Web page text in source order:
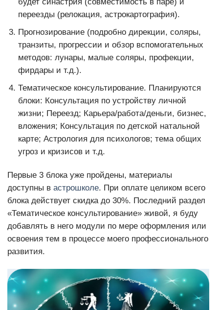
переезды (релокация, астрокартография).
Прогнозирование (подробно дирекции, соляры,
транзиты, прогрессии и обзор вспомогательных
методов: лунары, малые соляры, профекции,
фирдары и т.д.).
Тематическое консультирование. Планируются
блоки: Консультация по устройству личной
жизни; Переезд; Карьера/работа/деньги, бизнес,
вложения; Консультация по детской натальной
карте; Астрология для психологов; тема общих
угроз и кризисов и т.д.
Первые 3 блока уже пройдены, материалы
доступны в астрошколе. При оплате целиком всего
блока действует скидка до 30%. Последний раздел
«Тематическое консультирование» живой, я буду
добавлять в него модули по мере оформления или
освоения тем в процессе моего профессионального
развития.